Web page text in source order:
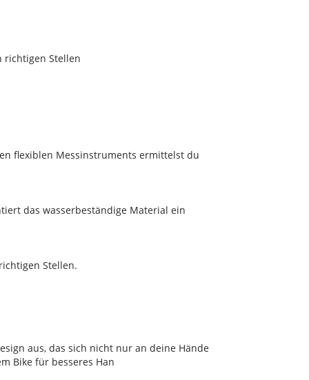
richtigen Stellen
flexiblen Messinstruments ermittelst du
das wasserbeständige Material ein
Stellen.
aus, das sich nicht nur an deine Hände
Bike für besseres Han